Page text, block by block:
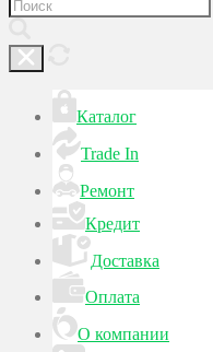
Каталог
Trade In
Ремонт
Кредит
Доставка
Оплата
О компании